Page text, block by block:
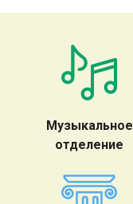
Музыкальное
отделение